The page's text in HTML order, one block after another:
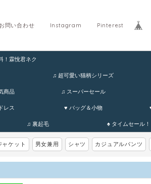
Pinterest
Instagram
お問い合わせ
！霖悅君ネク
♫ 超可愛い猫柄シリーズ
商品 ♫ スーパーセール
レス ♥ バッグ＆小物
♫ 裏起毛 ♠ タイムセール！
ャケット 男女兼用 シャツ カジュアルパンツ